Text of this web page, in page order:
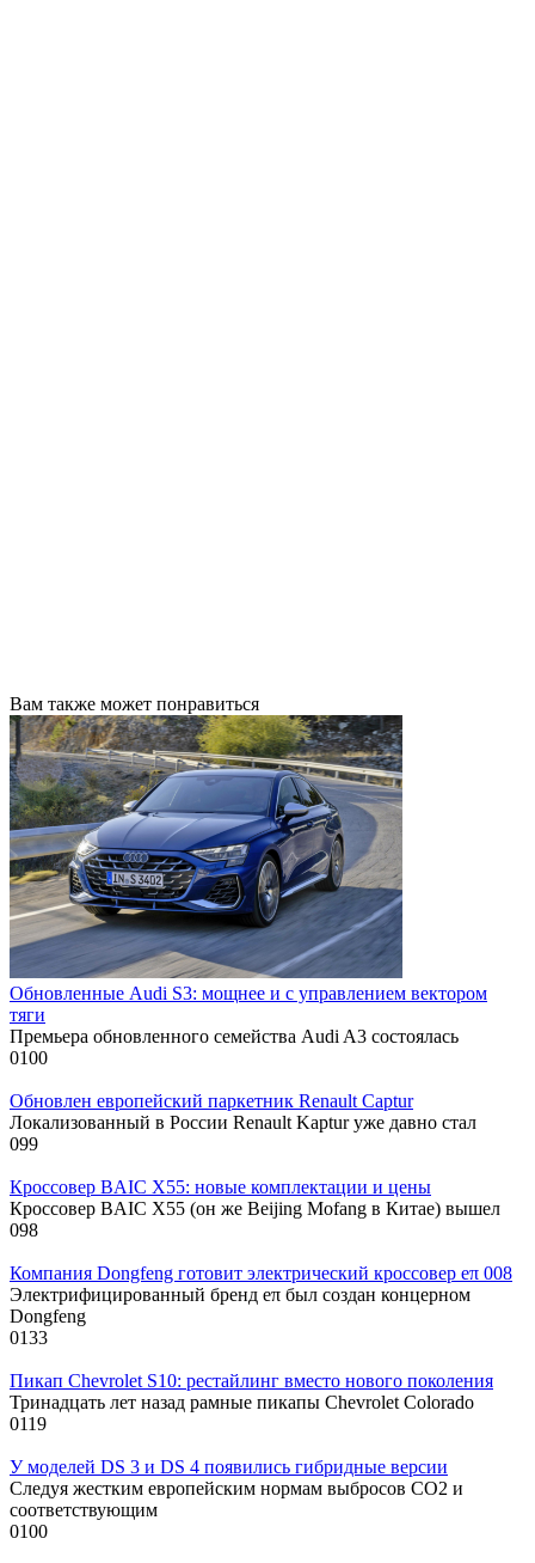
Вам также может понравиться
Обновленные Audi S3: мощнее и с управлением вектором
тяги
Премьера обновленного семейства Audi A3 состоялась
0100
Обновлен европейский паркетник Renault Captur
Локализованный в России Renault Kaptur уже давно стал
099
Кроссовер BAIC X55: новые комплектации и цены
Кроссовер BAIC X55 (он же Beijing Mofang в Китае) вышел
098
Компания Dongfeng готовит электрический кроссовер eπ 008
Электрифицированный бренд eπ был создан концерном
Dongfeng
0133
Пикап Chevrolet S10: рестайлинг вместо нового поколения
Тринадцать лет назад рамные пикапы Chevrolet Colorado
0119
У моделей DS 3 и DS 4 появились гибридные версии
Следуя жестким европейским нормам выбросов CO2 и
соответствующим
0100